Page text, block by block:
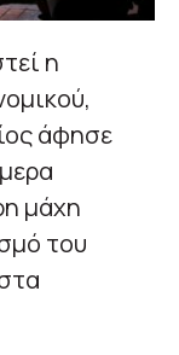
η
άφησε
μάχη
του